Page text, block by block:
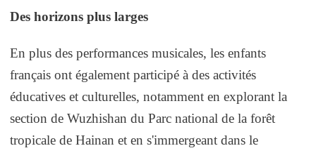
Des horizons plus larges
En plus des performances musicales, les enfants
français ont également participé à des activités
éducatives et culturelles, notamment en explorant la
section de Wuzhishan du Parc national de la forêt
tropicale de Hainan et en s'immergeant dans le